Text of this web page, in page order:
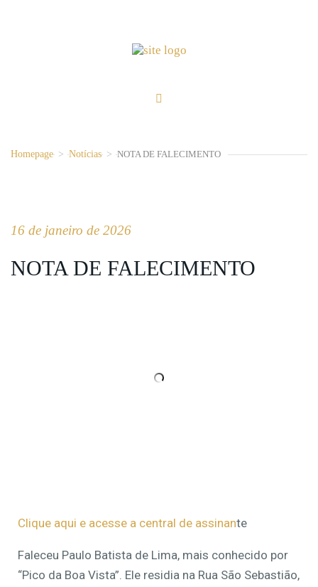
Homepage > Notícias > NOTA DE FALECIMENTO
16 de janeiro de 2026
NOTA DE FALECIMENTO
Clique aqui e acesse a central de assinante
Faleceu Paulo Batista de Lima, mais conhecido por
“Pico da Boa Vista”. Ele residia na Rua São Sebastião,